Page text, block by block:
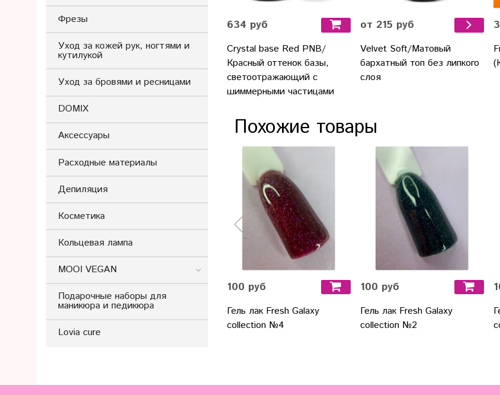
634 руб
Crystal base Red PNB/
Красный оттенок базы,
светоотражающий с
шиммерными частицами
от 215 руб
Velvet Soft/Матовый
бархатный топ без липкого
слоя
Похожие товары
100 руб
Гель лак Fresh Galaxy
collection №4
100 руб
Гель лак Fresh Galaxy
collection №2
Фрезы
Уход за кожей рук, ногтями и
кутилукой
Уход за бровями и ресницами
DOMIX
Аксессуары
Расходные материалы
Депиляция
Косметика
Кольцевая лампа
MOOI VEGAN
Подарочные наборы для
маникюра и педикюра
Lovia cure